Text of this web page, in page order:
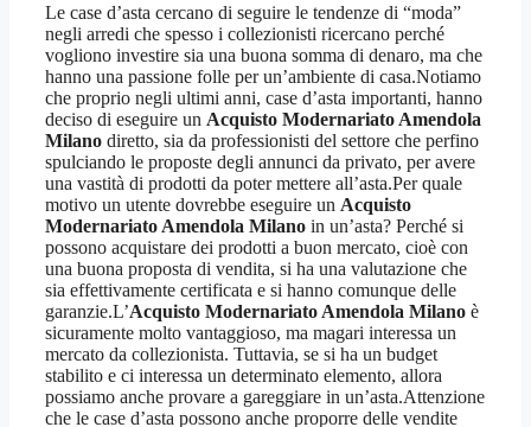
Le case d’asta cercano di seguire le tendenze di “moda”
negli arredi che spesso i collezionisti ricercano perché
vogliono investire sia una buona somma di denaro, ma che
hanno una passione folle per un’ambiente di casa.Notiamo
che proprio negli ultimi anni, case d’asta importanti, hanno
deciso di eseguire un Acquisto Modernariato Amendola
Milano diretto, sia da professionisti del settore che perfino
spulciando le proposte degli annunci da privato, per avere
una vastità di prodotti da poter mettere all’asta.Per quale
motivo un utente dovrebbe eseguire un Acquisto
Modernariato Amendola Milano in un’asta? Perché si
possono acquistare dei prodotti a buon mercato, cioè con
una buona proposta di vendita, si ha una valutazione che
sia effettivamente certificata e si hanno comunque delle
garanzie.L’Acquisto Modernariato Amendola Milano è
sicuramente molto vantaggioso, ma magari interessa un
mercato da collezionista. Tuttavia, se si ha un budget
stabilito e ci interessa un determinato elemento, allora
possiamo anche provare a gareggiare in un’asta.Attenzione
che le case d’asta possono anche proporre delle vendite